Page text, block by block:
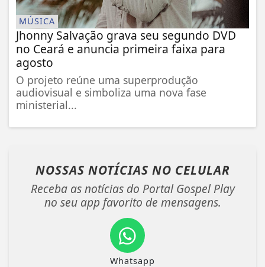
MÚSICA
Jhonny Salvação grava seu segundo DVD
no Ceará e anuncia primeira faixa para
agosto
O projeto reúne uma superprodução
audiovisual e simboliza uma nova fase
ministerial...
NOSSAS NOTÍCIAS NO CELULAR
Receba as notícias do Portal Gospel Play
no seu app favorito de mensagens.
Whatsapp